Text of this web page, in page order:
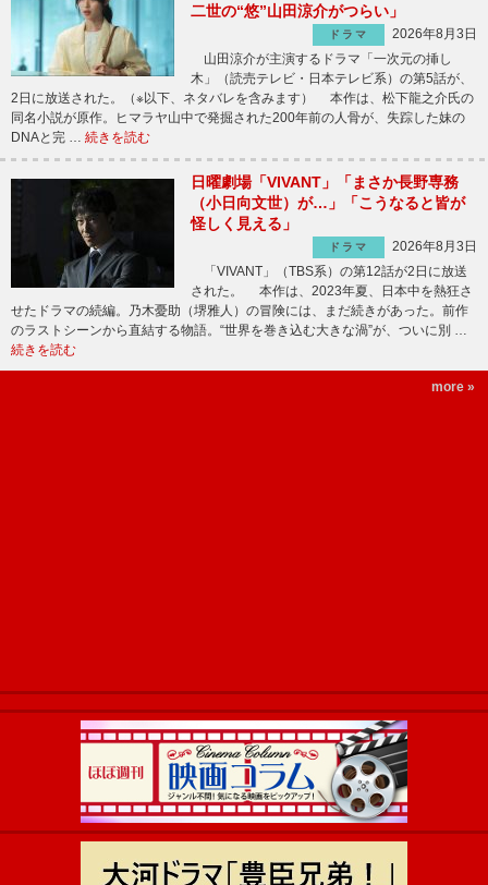
二世の“悠”山田涼介がつらい」
ドラマ
2026年8月3日
山田涼介が主演するドラマ「一次元の挿し
木」（読売テレビ・日本テレビ系）の第5話が、
2日に放送された。（※以下、ネタバレを含みます） 本作は、松下龍之介氏の
同名小説が原作。ヒマラヤ山中で発掘された200年前の人骨が、失踪した妹の
DNAと完 … 続きを読む
日曜劇場「VIVANT」「まさか長野専務
（小日向文世）が…」「こうなると皆が
怪しく見える」
ドラマ
2026年8月3日
「VIVANT」（TBS系）の第12話が2日に放送
された。 本作は、2023年夏、日本中を熱狂さ
せたドラマの続編。乃木憂助（堺雅人）の冒険には、まだ続きがあった。前作
のラストシーンから直結する物語。“世界を巻き込む大きな渦”が、ついに別 …
続きを読む
more »